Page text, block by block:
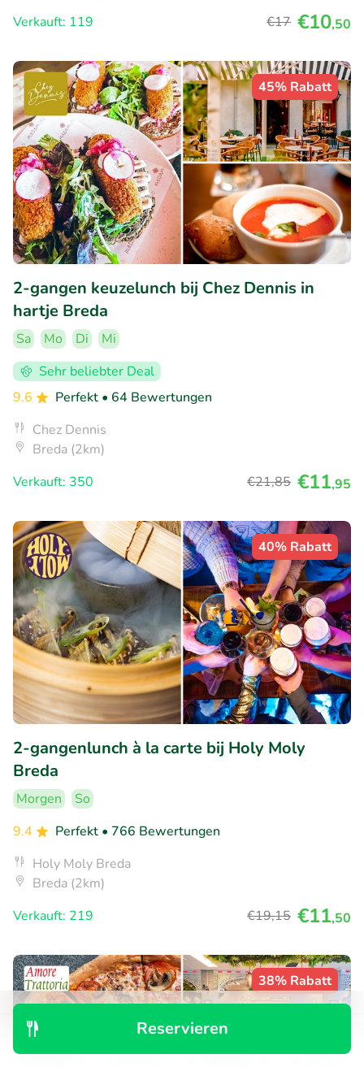
Reservieren
Verkauft: 119
€17 €10,50
45% Rabatt
2-gangen keuzelunch bij Chez Dennis in
hartje Breda
Sa Mo Di
Mi
Sehr beliebter Deal
9.6
Perfekt • 64 Bewertungen
Chez Dennis
Breda (2km)
Verkauft: 350
€21,85 €11,95
40% Rabatt
2-gangenlunch à la carte bij Holy Moly
Breda
Morgen
So
9.4
Perfekt • 766 Bewertungen
Holy Moly Breda
Breda (2km)
Verkauft: 219
€19,15 €11,50
38% Rabatt